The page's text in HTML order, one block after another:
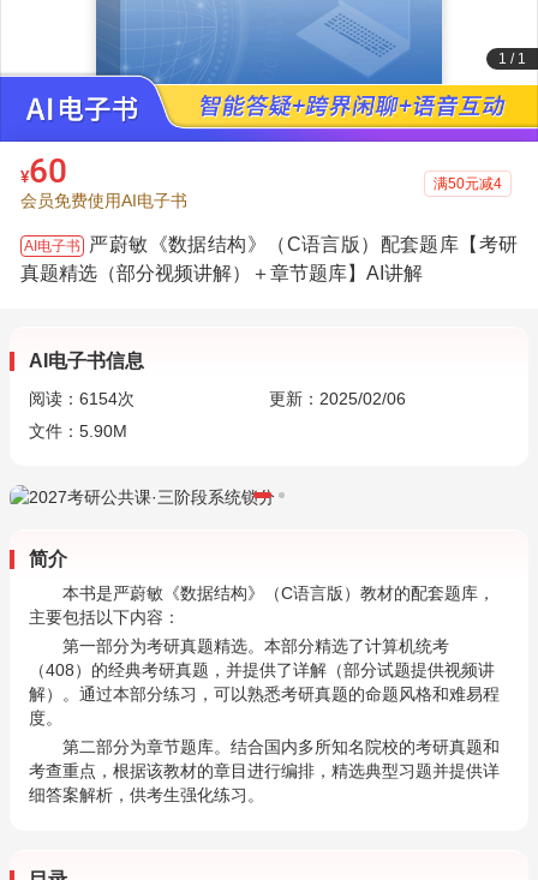
1 / 1
¥60
会员免费使用AI电子书
满50元减4
AI电子书 严蔚敏《数据结构》（C语言版）配套题库【考研
真题精选（部分视频讲解）＋章节题库】AI讲解
AI电子书信息
阅读： 6154次
更新：2025/02/06
文件：5.90M
简介
本书是严蔚敏《数据结构》（C语言版）教材的配套题库，
主要包括以下内容：
第一部分为考研真题精选。本部分精选了计算机统考
（408）的经典考研真题，并提供了详解（部分试题提供视频讲
解）。通过本部分练习，可以熟悉考研真题的命题风格和难易程
度。
第二部分为章节题库。结合国内多所知名院校的考研真题和
考查重点，根据该教材的章目进行编排，精选典型习题并提供详
细答案解析，供考生强化练习。